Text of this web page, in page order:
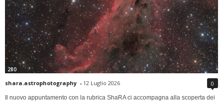
280
shara.astrophotography - 12 Luglio 2026 0
Il nuovo appuntamento con la rubrica ShaRA ci accompagna alla scoperta dei